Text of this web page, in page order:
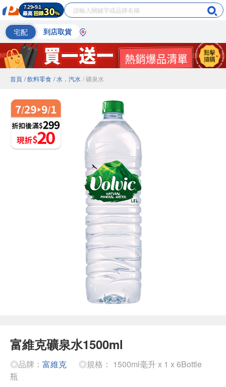
宅配 到店取貨
首頁 / 飲料零食 / 水．汽水 / 礦泉水
富維克礦泉水1500ml
◎品牌： 富維克
◎規格： 1500ml毫升 x 1 x 6Bottle
瓶